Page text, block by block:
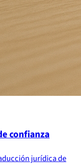
confianza
jurídica de